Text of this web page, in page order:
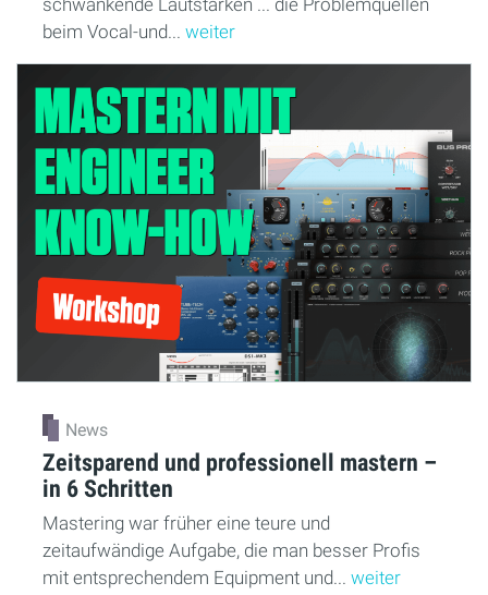
beim Vocal-und... weiter
News
Zeitsparend und professionell mastern –
in 6 Schritten
Mastering war früher eine teure und
zeitaufwändige Aufgabe, die man besser Profis
mit entsprechendem Equipment und... weiter